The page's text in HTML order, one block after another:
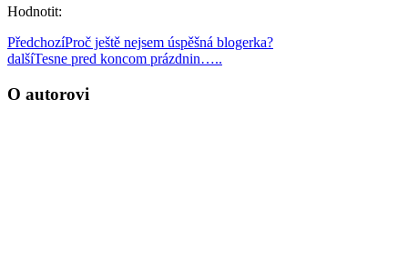
Hodnotit:
PředchozíProč ještě nejsem úspěšná blogerka?
dalšíTesne pred koncom prázdnin…..
O autorovi